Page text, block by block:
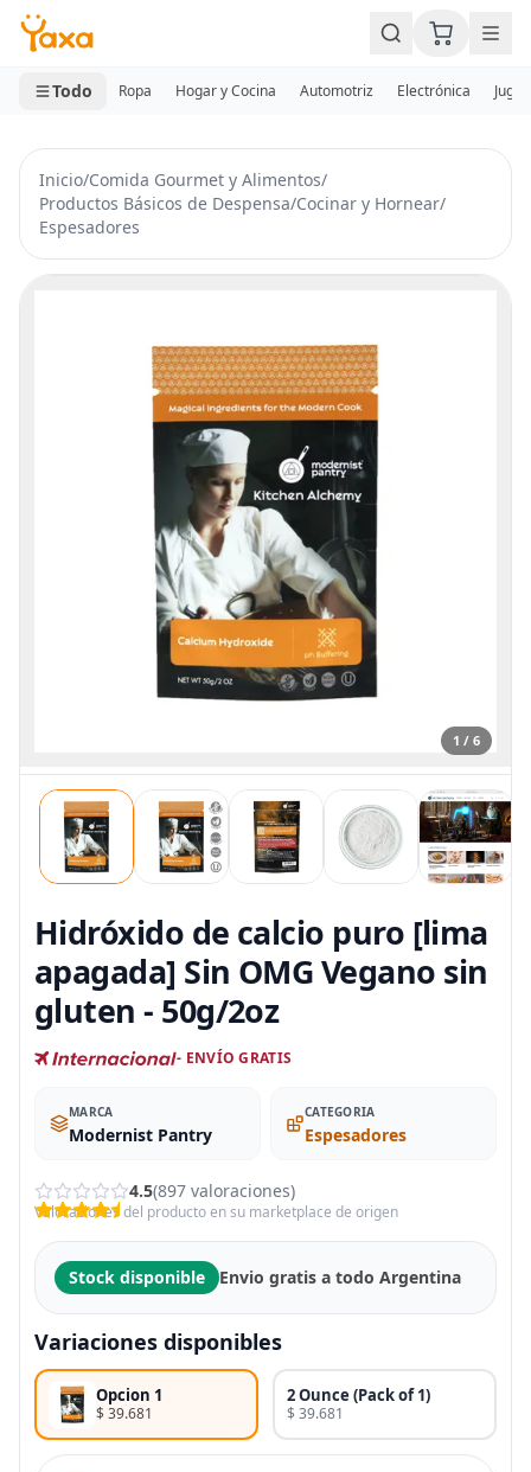
MINI CARRITO
0 productos
Todo Ropa Hogar y Cocina Automotriz Electrónica
Inicio/Comida Gourmet y Alimentos/
Productos Básicos de Despensa/Cocinar y Hornear/
Espesadores
1 / 6
Hidróxido de calcio puro [lima
apagada] Sin OMG Vegano sin
gluten - 50g/2oz
- ENVÍO GRATIS
MARCA
Modernist Pantry
CATEGORIA
Espesadores
4.5(897 valoraciones)
Valoraciones del producto en su marketplace de origen
Stock disponible Envio gratis a todo Argentina
Variaciones disponibles
Opcion 1
$ 39.681
2 Ounce (Pack of 1)
$ 39.681